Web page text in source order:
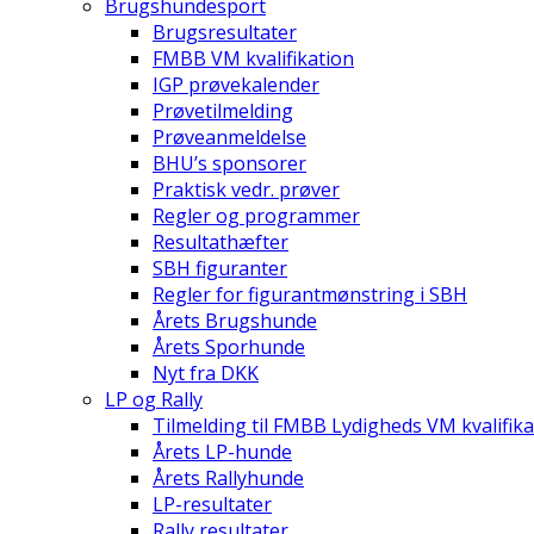
Brugshundesport
Brugsresultater
FMBB VM kvalifikation
IGP prøvekalender
Prøvetilmelding
Prøveanmeldelse
BHU’s sponsorer
Praktisk vedr. prøver
Regler og programmer
Resultathæfter
SBH figuranter
Regler for figurantmønstring i SBH
Årets Brugshunde
Årets Sporhunde
Nyt fra DKK
LP og Rally
Tilmelding til FMBB Lydigheds VM
Årets LP-hunde
Årets Rallyhunde
LP-resultater